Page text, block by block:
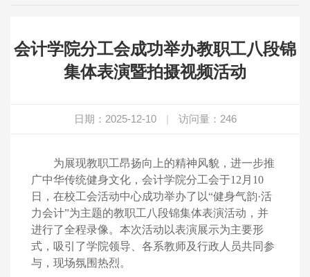
会计学院分工会成功举办教职工八段锦
集体表演暨拍摄视频活动
日期：2025-12-10 | 访问量： 246
为展现教职工昂扬向上的精神风貌，进一步推
广中华传统健身文化，会计学院分工会于1 2 月 10
日，在校工会活动中心成功举办了以“健身气韵·活
力会计”为主题的教职工八段锦集体表演活动 ， 并
进行了全程录像 。本次活动以表演展示为主要形
式，吸引了学院领导、各系教师及行政人员共同参
与，现场氛围热烈。